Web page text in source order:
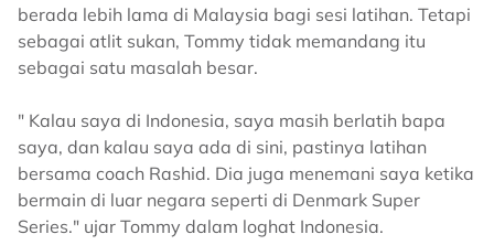
berada lebih lama di Malaysia bagi sesi latihan. Tetapi
sebagai atlit sukan, Tommy tidak memandang itu
sebagai satu masalah besar.
" Kalau saya di Indonesia, saya masih berlatih bapa
saya, dan kalau saya ada di sini, pastinya latihan
bersama coach Rashid. Dia juga menemani saya ketika
bermain di luar negara seperti di Denmark Super
Series." ujar Tommy dalam loghat Indonesia.